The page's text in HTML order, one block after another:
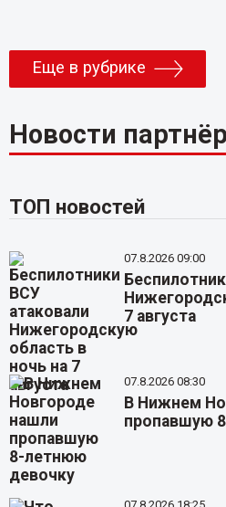
Еще в рубрике
Новости
ТОП новостей
07.8.2026 09:00
7 августа
07.8.2026 08:30
В Нижнем
пропавшую